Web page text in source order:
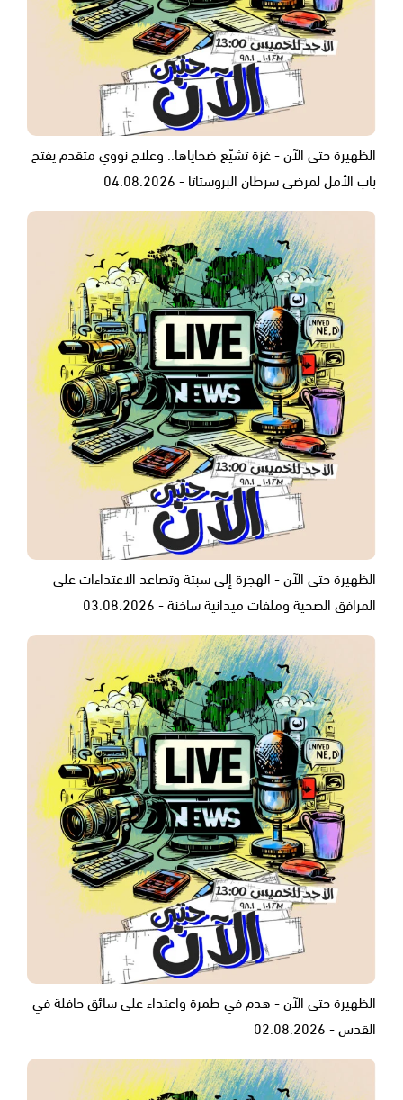
الظهيرة حتى الآن - غزة تشيّع ضحاياها.. وعلاج نووي متقدم يفتح
باب الأمل لمرضى سرطان البروستاتا - 04.08.2026
الظهيرة حتى الآن - الهجرة إلى سبتة وتصاعد الاعتداءات على
المرافق الصحية وملفات ميدانية ساخنة - 03.08.2026
الظهيرة حتى الآن - هدم في طمرة واعتداء على سائق حافلة في
القدس - 02.08.2026